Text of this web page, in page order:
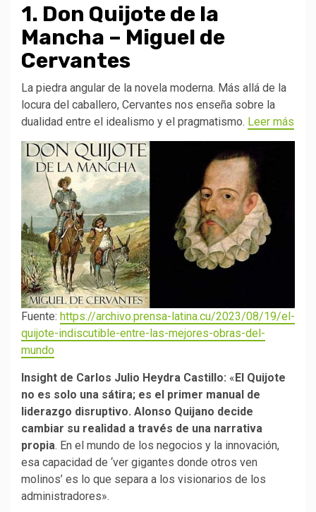
1. Don Quijote de la
Mancha – Miguel de
Cervantes
La piedra angular de la novela moderna. Más allá de la
locura del caballero, Cervantes nos enseña sobre la
dualidad entre el idealismo y el pragmatismo. Leer más
Fuente: https://archivo.prensa-latina.cu/2023/08/19/el-
quijote-indiscutible-entre-las-mejores-obras-del-
mundo
Insight de Carlos Julio Heydra Castillo: «El Quijote
no es solo una sátira; es el primer manual de
liderazgo disruptivo. Alonso Quijano decide
cambiar su realidad a través de una narrativa
propia. En el mundo de los negocios y la innovación,
esa capacidad de ‘ver gigantes donde otros ven
molinos’ es lo que separa a los visionarios de los
administradores».